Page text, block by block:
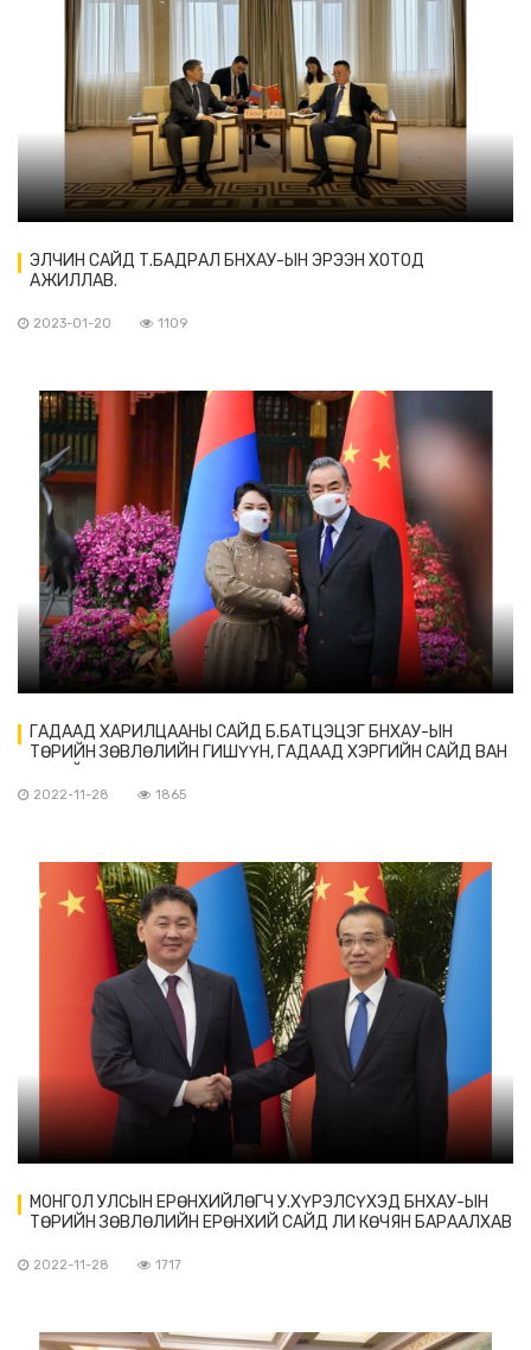
ЭЛЧИН САЙД Т.БАДРАЛ БНХАУ-ЫН ЭРЭЭН ХОТОД
АЖИЛЛАВ.
2023-01-20 1109
ГАДААД ХАРИЛЦААНЫ САЙД Б.БАТЦЭЦЭГ БНХАУ-ЫН
ТӨРИЙН ЗӨВЛӨЛИЙН ГИШҮҮН, ГАДААД ХЭРГИЙН САЙД ВАН
2022-11-28 1865
МОНГОЛ УЛСЫН ЕРӨНХИЙЛӨГЧ У.ХҮРЭЛСҮХЭД БНХАУ-ЫН
ТӨРИЙН ЗӨВЛӨЛИЙН ЕРӨНХИЙ САЙД ЛИ КӨЧЯН БАРААЛХАВ
2022-11-28 1717